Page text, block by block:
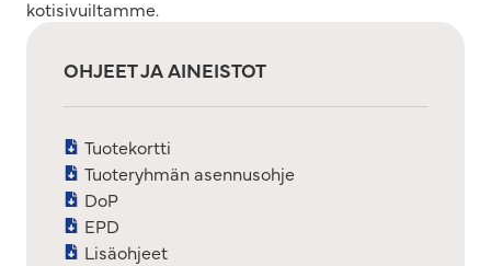
OHJEET JA AINEISTOT
Tuotekortti
Tuoteryhmän asennusohje
DoP
EPD
Lisäohjeet
kotisivuiltamme.